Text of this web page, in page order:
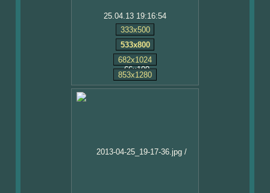
25.04.13 19:16:54
333x500
533x800
682x1024
853x1280